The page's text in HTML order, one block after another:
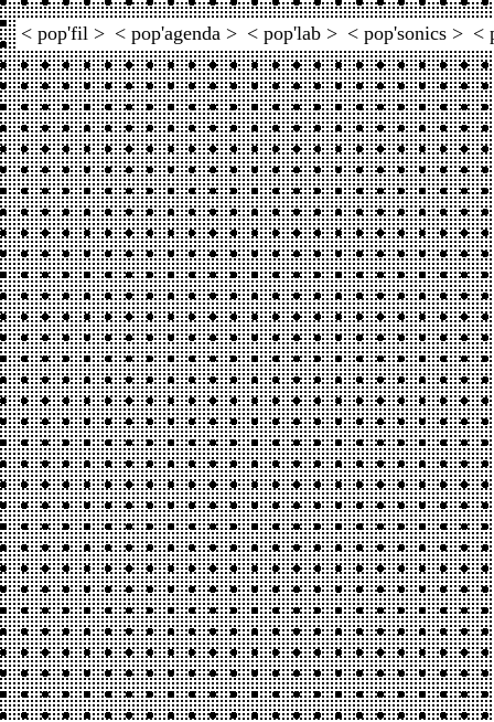
< pop'fil > < pop'agenda > < pop'lab > < pop'sonics > <